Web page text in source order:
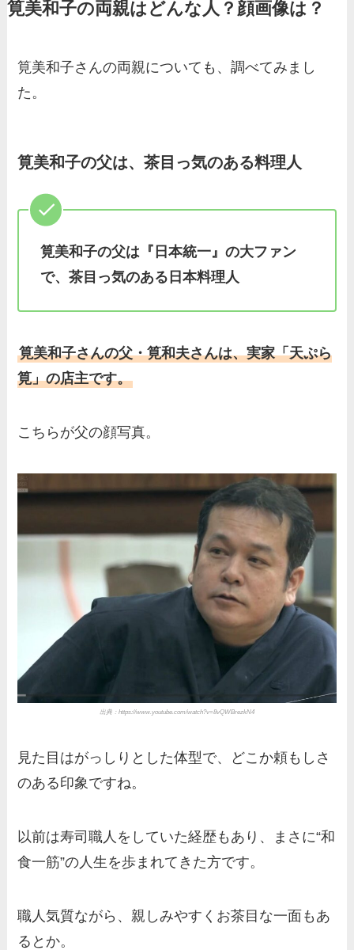
基俊介の実家はお金持ち？兄
人？家族を調査！
羽鳥慎一アナの両親（父・
など家族もまとめた！
成や父・片岡達也、兄弟につ
いてもまとめ！
梅澤廉アナの父親・母親の職
の家族もまとめ！
伊藤海彦の兄弟は弟の夏彦！
筧美和子の両親はどんな人？顔画像は？
筧美和子さんの両親についても、調べてみまし
た。
筧美和子の父は、茶目っ気のある料理人
筧美和子の父は『日本統一』の大ファン
で、茶目っ気のある日本料理人
筧美和子さんの父・筧和夫さんは、実家「天ぷら
筧」の店主です。
こちらが父の顔写真。
出典：https://www.youtube.com/watch?v=8vQWBrezkN4
見た目はがっしりとした体型で、どこか頼もしさ
のある印象ですね。
以前は寿司職人をしていた経歴もあり、まさに“和
食一筋”の人生を歩まれてきた方です。
職人気質ながら、親しみやすくお茶目な一面もあ
るとか。